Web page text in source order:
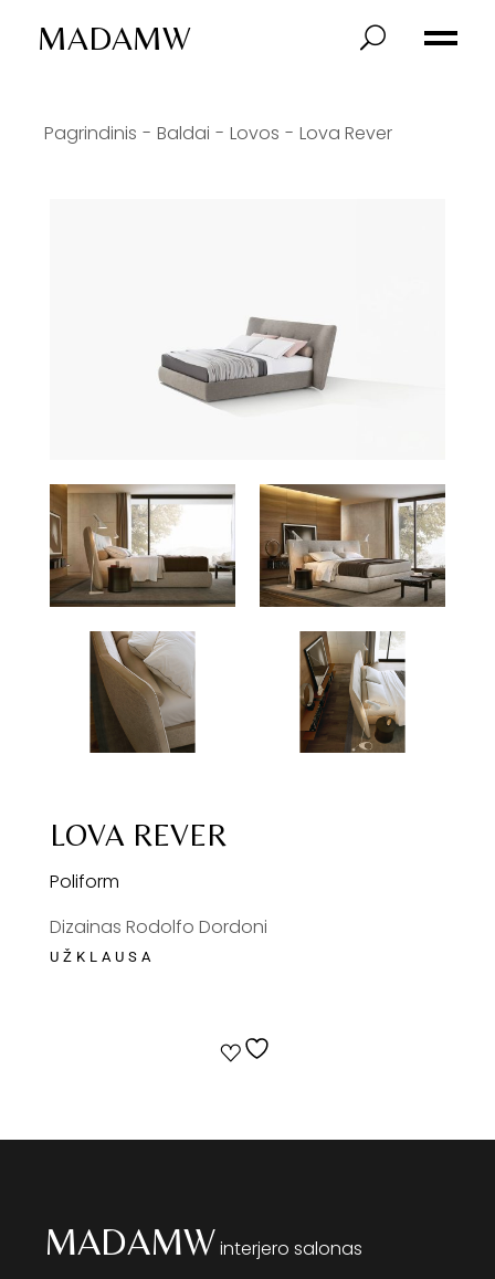
MADAMW
Pagrindinis Baldai Lovos Lova Rever
LOVA REVER
Poliform
Dizainas Rodolfo Dordoni
MADAMWinterjero salonas